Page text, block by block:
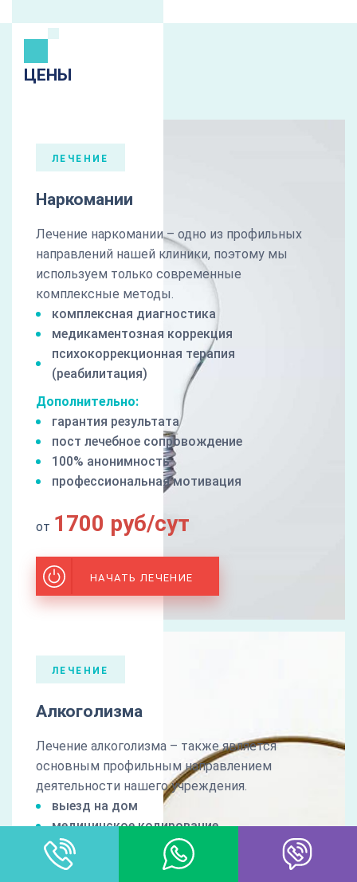
ЦЕНЫ
ЛЕЧЕНИЕ
Наркомании
Лечение наркомании – одно из профильных
направлений нашей клиники, поэтому мы
используем только современные
комплексные методы.
комплексная диагностика
медикаментозная коррекция
психокоррекционная терапия
(реабилитация)
Дополнительно:
гарантия результата
пост лечебное сопровождение
100% анонимность
профессиональная мотивация
от 1700 руб/сут
НАЧАТЬ ЛЕЧЕНИЕ
ЛЕЧЕНИЕ
Алкоголизма
Лечение алкоголизма – также является
основным профильным направлением
деятельности нашего учреждения.
выезд на дом
медицинское кодирование
стационарное лечение
психологическая реабилитация